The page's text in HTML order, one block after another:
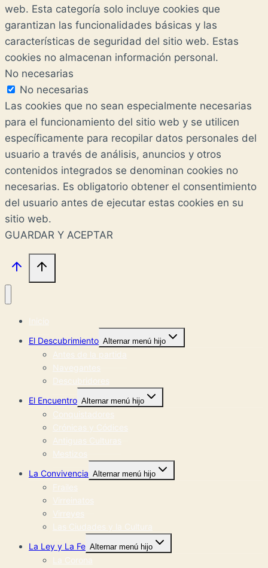
web. Esta categoría solo incluye cookies que
garantizan las funcionalidades básicas y las
características de seguridad del sitio web. Estas
cookies no almacenan información personal.
No necesarias
No necesarias
Las cookies que no sean especialmente necesarias
para el funcionamiento del sitio web y se utilicen
específicamente para recopilar datos personales del
usuario a través de análisis, anuncios y otros
contenidos integrados se denominan cookies no
necesarias. Es obligatorio obtener el consentimiento
del usuario antes de ejecutar estas cookies en su
sitio web.
GUARDAR Y ACEPTAR
Inicio
El Descubrimiento Alternar menú hijo
Antes de la partida
Navegantes
Descubridores
El Encuentro Alternar menú hijo
Conquistadores
Crónicas y Códices
Antiguas Culturas
Mestizos
La Convivencia Alternar menú hijo
Frailes
Virreinatos
Virreyes
Las Ciudades y la Cultura
La Ley y La Fe Alternar menú hijo
La Corona